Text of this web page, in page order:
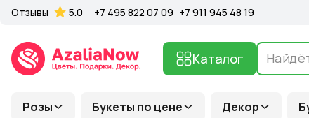
Розы Букеты по цене Декор
Каталог
Отзывы 5.0 +7 495 822 07 09 +7 911 945 48 19